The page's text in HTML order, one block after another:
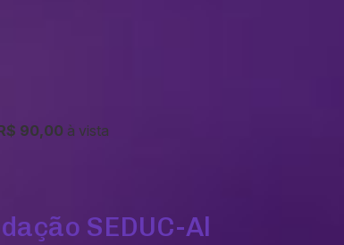
90,00 à vista
SEDUC-Al